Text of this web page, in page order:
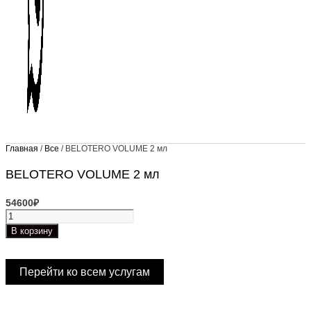
Главная / Все / BELOTERO VOLUME 2 мл
BELOTERO VOLUME 2 мл
54600₽
Количество
товара
BELOTERO
В корзину
Перейти ко всем услугам